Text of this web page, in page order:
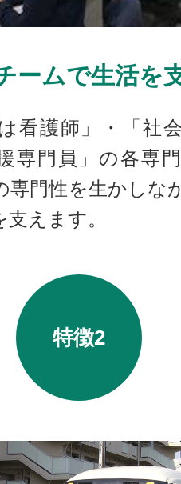
ームで生活を
看護師」・「社
専門員」の各専
専門性を生かしな
えます。
特徴2